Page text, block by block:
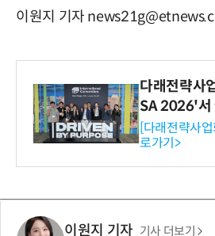
이원지 기자
다래전략사
SA 2026'서
와의 비즈
-바이오 해외
보
[다래전략사
로가기>
이원지 기자 기사 더보기